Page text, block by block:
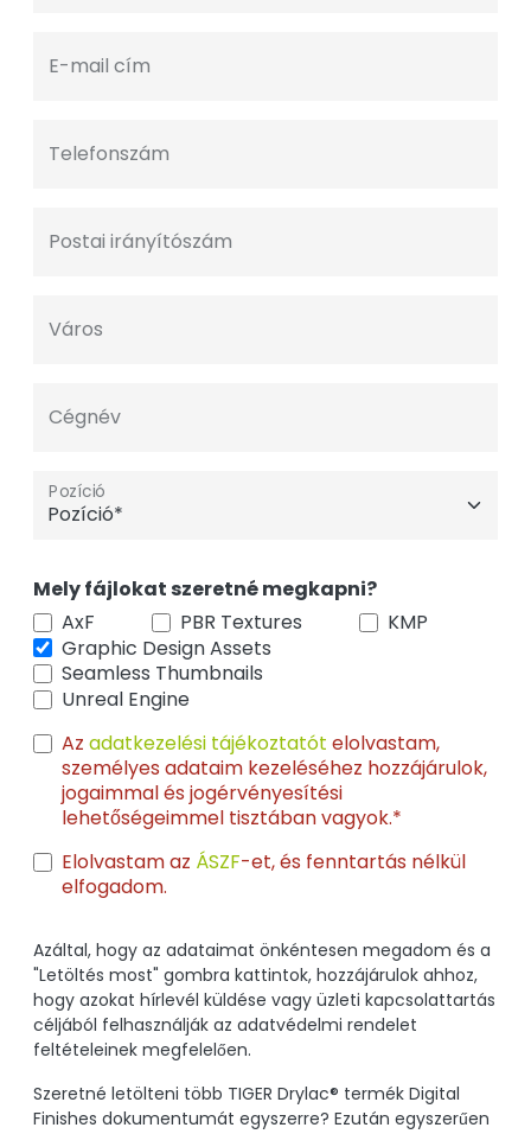
E-mail cím
Telefonszám
Postai irányítószám
Város
Cégnév
Pozíció
Mely fájlokat szeretné megkapni?
AxF
PBR Textures
KMP
Graphic Design Assets
Seamless Thumbnails
Unreal Engine
Az adatkezelési tájékoztatót elolvastam,
személyes adataim kezeléséhez hozzájárulok,
jogaimmal és jogérvényesítési
lehetőségeimmel tisztában vagyok.*
Elolvastam az ÁSZF-et, és fenntartás nélkül
elfogadom.
Azáltal, hogy az adataimat önkéntesen megadom és a
"Letöltés most" gombra kattintok, hozzájárulok ahhoz,
hogy azokat hírlevél küldése vagy üzleti kapcsolattartás
céljából felhasználják az adatvédelmi rendelet
feltételeinek megfelelően.
Szeretné letölteni több TIGER Drylac® termék Digital
Finishes dokumentumát egyszerre? Ezután egyszerűen